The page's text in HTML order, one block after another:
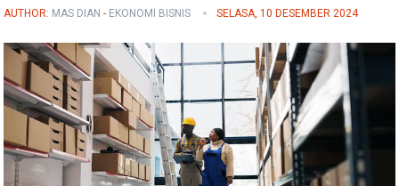
AUTHOR: MAS DIAN - EKONOMI BISNIS SELASA, 10 DESEMBER 2024